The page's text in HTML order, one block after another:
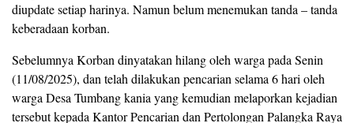
diupdate setiap harinya. Namun belum menemukan tanda – tanda
keberadaan korban.
Sebelumnya Korban dinyatakan hilang oleh warga pada Senin
(11/08/2025), dan telah dilakukan pencarian selama 6 hari oleh
warga Desa Tumbang kania yang kemudian melaporkan kejadian
tersebut kepada Kantor Pencarian dan Pertolongan Palangka Raya